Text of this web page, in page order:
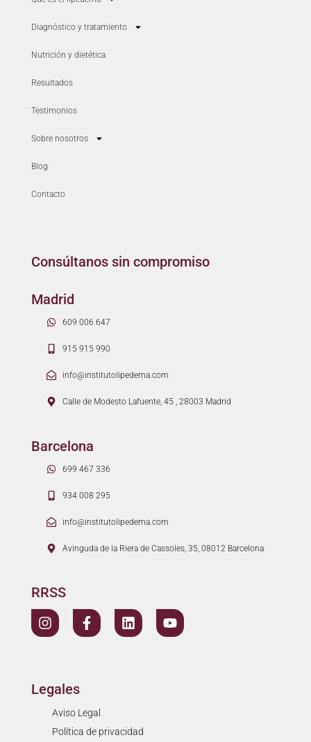
Diagnóstico y tratamiento
Nutrición y dietética
Resultados
Testimonios
Sobre nosotros
Blog
Contacto
Consúltanos sin compromiso
Madrid
609 006 647
915 915 990
info@institutolipedema.com
Calle de Modesto Lafuente, 45 , 28003 Madrid
Barcelona
699 467 336
934 008 295
info@institutolipedema.com
Avinguda de la Riera de Cassoles, 35, 08012 Barcelona
RRSS
Legales
Aviso Legal
Política de privacidad